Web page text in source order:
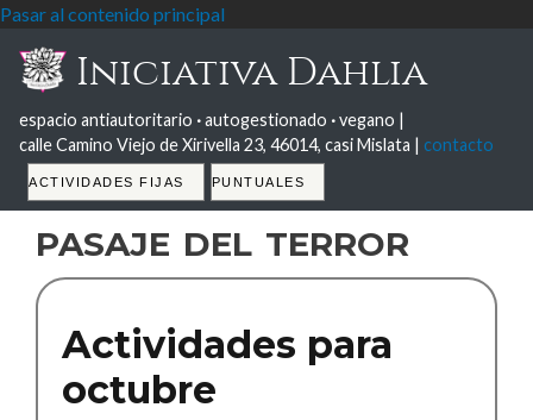
Pasar al contenido principal
Iniciativa Dahlia
espacio antiautoritario ·autogestionado ·vegano |
calle Camino Viejo de Xirivella 23, 46014, casi Mislata | contacto
Tabs
ACTIVIDADES FIJAS PUNTUALES
pasaje del terror
Actividades para
octubre